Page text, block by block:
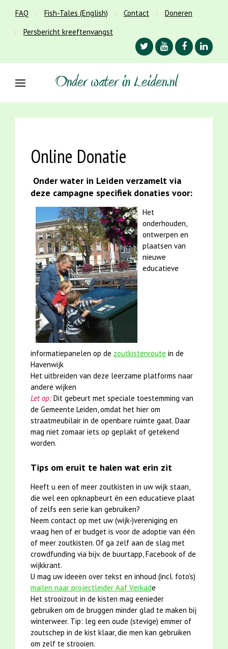
FAQ Fish-Tales (English) Contact
Doneren
Persbericht kreeftenvangst
Online Donatie
Onder water in Leiden verzamelt via
deze campagne specifiek donaties voor:
Het
onderhouden,
ontwerpen en
plaatsen van
nieuwe
educatieve
informatiepanelen op de zoutkistenroute in de
Havenwijk
Het uitbreiden van deze leerzame platforms naar
andere wijken
Let op:Dit gebeurt met speciale toestemming van
de Gemeente Leiden, omdat het hier om
straatmeubilair in de openbare ruimte gaat. Daar
mag niet zomaar iets op geplakt of getekend
worden.
Tips om eruit te halen wat erin zit
Heeft u een of meer zoutkisten in uw wijk staan,
die wel een opknapbeurt én een educatieve plaat
of zelfs een serie kan gebruiken?
Neem contact op met uw (wijk-)vereniging en
vraag hen of er budget is voor de adoptie van één
of meer zoutkisten. Of ga zelf aan de slag met
crowdfunding via bijv. de buurtapp, Facebook of de
wijkkrant.
U mag uw ideeën over tekst en inhoud (incl. foto's)
mailen naar projectleider Aaf Verkade
Het strooizout in de kisten mag eenieder
gebruiken om de bruggen minder glad te maken bij
winterweer. Tip: leg een oude (stevige) emmer of
zoutschep in de kist klaar, die men kan gebruiken
om zelf te strooien.